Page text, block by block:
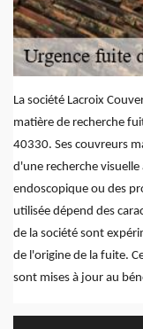
La société Lacroix
matière de recherche
40330. Ses couvreurs
d'une recherche
endoscopique ou des
utilisée dépend des
de la société sont
de l'origine de la fuite.
sont mises à jour au